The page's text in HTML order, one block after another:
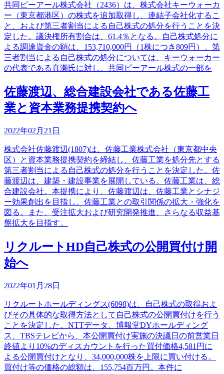
共同ピーアール株式会社（2436）は、株式会社キーウォーカ
ー（東京都港区）の株式を追加取得し、連結子会社化するこ
と、および第三者割当による自己株式の処分を行うことを決
定した。議決権所有割合は、61.4％となる。自己株式処分に
よる調達資金の額は、153,710,000円（1株につき809円）。第
三者割当による自己株式の処分については、キーウォーカー
の代表である真瀬氏に対し、共同ピーアール株式の一部を
佐藤渡辺、総合建設会社である佐藤工
業と資本業務提携契約へ
2022年02月21日
株式会社佐藤渡辺(1807)は、佐藤工業株式会社（東京都中央
区）と資本業務提携契約を締結し、佐藤工業を処分先とする
第三者割当による自己株式の処分を行うことを決定した。佐
藤渡辺は、建築・建設事業を展開している。佐藤工業は、総
合建設会社。本提携により、佐藤渡辺は、佐藤工業とシナジ
ー効果創出を目指し、佐藤工業との取引関係の拡大・強化を
図る。また、受注拡大および研究開発推進、さらなる収益基
盤拡大を目指す。
リクルートHD自己株式の公開買付け開
始へ
2022年01月28日
リクルートホールディングス(6098)は、自己株式の取得およ
びその具体的な取得方法として自己株式の公開買付けを行う
ことを決定した。NTTデータ、博報堂DYホールディング
ス、TBSテレビから、本公開買付け実施の決議日の前営業日
終値より10%のディスカウントを行った買付価格4,581円に
よる公開買付けとなり、34,000,000株を上限に買い付ける。
買付け等の価格の総額は、155,754百万円。本件に